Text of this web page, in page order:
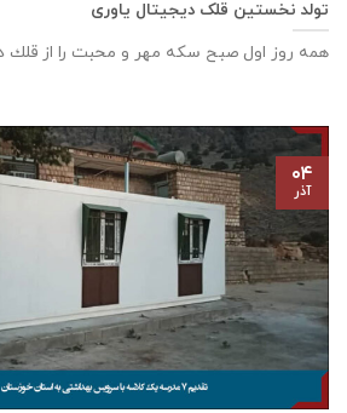
تولد نخستین قلک دیجیتال یاوری
همه روز اول صبح سكه مهر و محبت را از قلك
۰۴
آذر